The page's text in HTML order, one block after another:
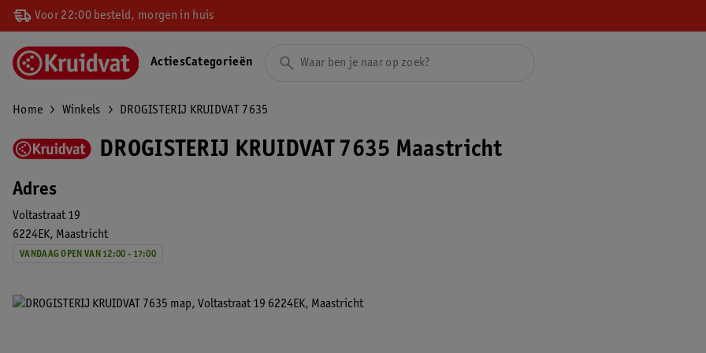
Voor 22:00 besteld, morgen in huis
ActiesCategorieën
Home Winkels DROGISTERIJ KRUIDVAT 7635
DROGISTERIJ KRUIDVAT 7635 Maastricht
Adres
Voltastraat 19
6224EK Maastricht
VANDAAG OPEN VAN 12:00 - 17:00